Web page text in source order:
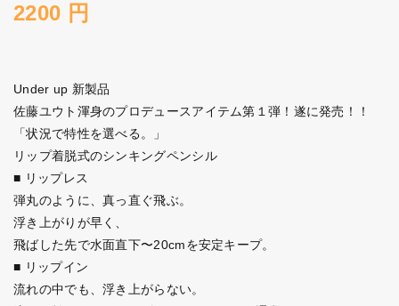
2200 円
Under up 新製品
佐藤ユウト渾身のプロデュースアイテム第１弾！遂に発売！！
「状況で特性を選べる。」
リップ着脱式のシンキングペンシル
■ リップレス
弾丸のように、真っ直ぐ飛ぶ。
浮き上がりが早く、
飛ばした先で水面直下〜20cmを安定キープ。
■ リップイン
流れの中でも、浮き上がらない。